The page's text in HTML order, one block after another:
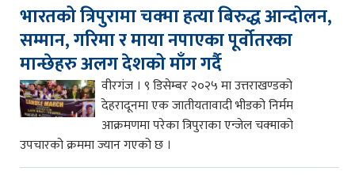
भारतको त्रिपुरामा चक्मा हत्या बिरुद्ध आन्दोलन,
सम्मान, गरिमा र माया नपाएका पूर्वोतरका
मान्छेहरु अलग देशको माँग गर्दै
वीरगंज । ९ डिसेम्बर २०२५ मा उत्तराखण्डको
देहरादूनमा एक जातीयतावादी भीडको निर्मम
आक्रमणमा परेका त्रिपुराका एन्जेल चक्माको
उपचारको क्रममा ज्यान गएको छ ।